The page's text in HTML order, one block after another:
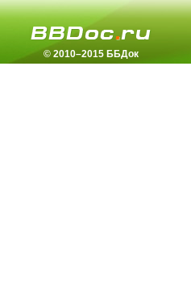
© 2010–2015 ББДок